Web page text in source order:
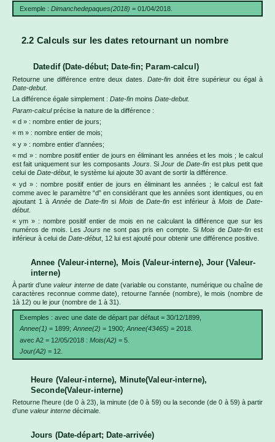
Exemple : Dimanchedepaques(2018) = 01/04/2018.
2.2 Calculs sur les dates retournant un nombre
Datedif (Date-début; Date-fin; Param-calcul)
Retourne une différence entre deux dates. Date-fin doit être supérieur ou égal à
Date-debut.
La différence égale simplement : Date-fin moins Date-debut.
Param-calculprécise la nature de la différence :
« d » : nombre entier de jours;
« m » : nombre entier de mois;
« y » : nombre entier d’années;
« md » : nombre positif entier de jours en éliminant les années et les mois ; le calcul
est fait uniquement sur les composants Jours. SiJour deDate-fin est plus petit que
celui de Date-début, le système lui ajoute 30 avant de sortir la différence.
« yd » : nombre positif entier de jours en éliminant les années ; le calcul est fait
comme avec le paramètre “d” en considérant que les années sont identiques, ou en
ajoutant 1 à Année de Date-fin si Mois deDate-finest inférieur àMois deDate-
début.
« ym » : nombre positif entier de mois en ne calculant la différence que sur les
numéros de mois. LesJours ne sont pas pris en compte. SiMois de Date-finest
inférieur à celui de Date-début, 12 lui est ajouté pour obtenir une différence positive.
Annee (Valeur-interne), Mois (Valeur-interne), Jour (Valeur-
interne)
À partir d’unevaleur internede date (variable ou constante, numérique ou chaîne de
caractères reconnue comme date), retourne l’année (nombre), le mois (nombre de
1à 12) ou le jour (nombre de 1 à 31).
Exemples : avec une date de départ par défaut = 30/12/1899,
Annee(1) = 1899;Annee(2) = 1900;Annee(43465) = 2018.
avec A2 = 12/05/2018 : Mois(A2) = 5.
Jour(A2) = 12.
Heure (Valeur-interne), Minute(Valeur-interne),
Seconde(Valeur-interne)
Retourne l’heure (de 0 à 23), la minute (de 0 à 59) ou la seconde (de 0 à 59) à partir
d’une valeur interne décimale.
Jours (Date-départ; Date-arrivée)